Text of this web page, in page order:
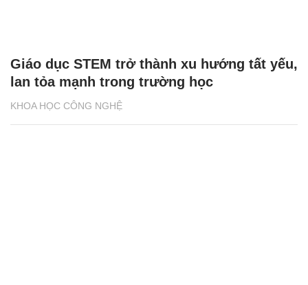
KHOA HỌC CÔNG NGHỆ
Giáo dục STEM trở thành xu hướng tất yếu,
lan tỏa mạnh trong trường học